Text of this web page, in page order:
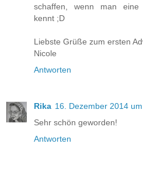
schaffen, wenn man eine
kennt ;D
Liebste Grüße zum ersten
Nicole
Antworten
Rika 16. Dezember 2014
Sehr schön geworden!
Antworten